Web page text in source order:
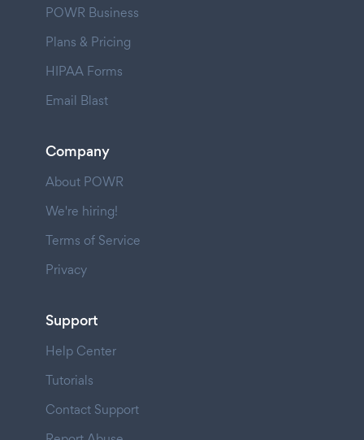
POWR Business
Plans & Pricing
HIPAA Forms
Email Blast
Company
About POWR
We're hiring!
Terms of Service
Privacy
Support
Help Center
Tutorials
Contact Support